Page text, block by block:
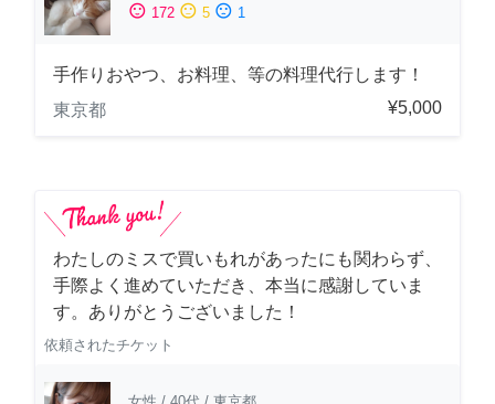
sentiment_satisfied 172 sentiment_neutral 5 sentiment_dissatisfied 1
手作りおやつ、お料理、等の料理代行します！
東京都
¥5,000
わたしのミスで買いもれがあったにも関わらず、
手際よく進めていただき、本当に感謝していま
す。ありがとうございました！
依頼されたチケット